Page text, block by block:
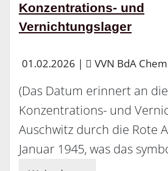
Konzentrations- und
Vernichtungslager
01.02.2026 | VVN BdA
(Das Datum erinnert an
Konzentrations- und
Auschwitz durch die Rote
Januar 1945, was das